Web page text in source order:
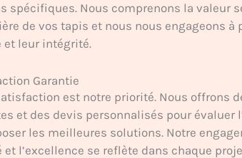
spécifiques. Nous comprenons la valeur
de vos tapis et nous nous engageons à
et leur intégrité.
Garantie
est notre priorité. Nous offrons
et des devis personnalisés pour évaluer
les meilleures solutions. Notre
et l’excellence se reflète dans chaque